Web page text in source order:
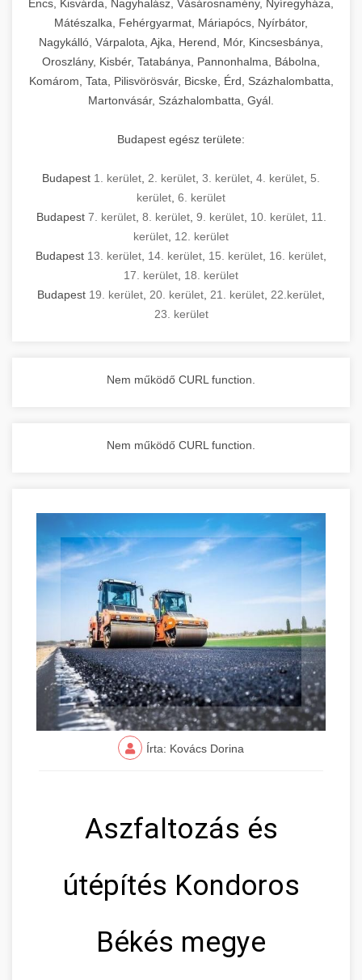
Encs, Kisvárda, Nagyhalász, Vásárosnamény, Nyíregyháza,
Mátészalka, Fehérgyarmat, Máriapócs, Nyírbátor,
Nagykálló, Várpalota, Ajka, Herend, Mór, Kincsesbánya,
Oroszlány, Kisbér, Tatabánya, Pannonhalma, Bábolna,
Komárom, Tata, Pilisvörösvár, Bicske, Érd, Százhalombatta,
Martonvásár, Százhalombatta, Gyál.
Budapest egész területe:
Budapest 1. kerület 2. kerület 3. kerület 4. kerület 5.
kerület 6. kerület
Budapest 7. kerület, 8. kerület, 9. kerület, 10. kerület, 11.
kerület 12. kerület
Budapest 13. kerület 14. kerület 15. kerület 16. kerület
17. kerület 18. kerület
Budapest 19. kerület 20. kerület 21. kerület 22.kerület
23. kerület
Nem működő CURL function.
Nem működő CURL function.
Írta: Kovács Dorina
Aszfaltozás és
útépítés Kondoros
Békés megye